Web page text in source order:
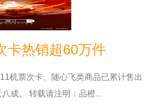
卡热销超60万件
机票次卡、随心飞类商品已累计售出
成。 转载请注明：品橙...